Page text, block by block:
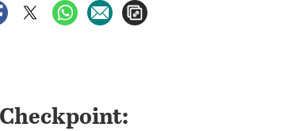
auf Facebook teilen
auf X teilenper WhatsApp teilen
per E-Mail teilen